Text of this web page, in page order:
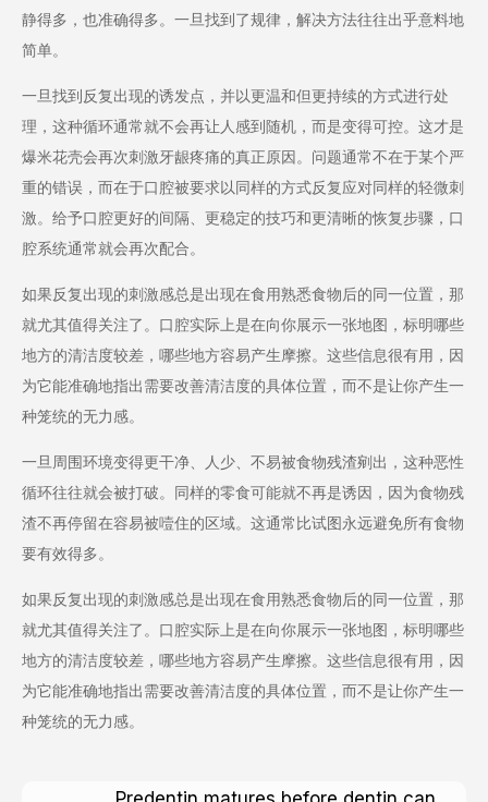
静得多，也准确得多。一旦找到了规律，解决方法往往出乎意料地
简单。
一旦找到反复出现的诱发点，并以更温和但更持续的方式进行处
理，这种循环通常就不会再让人感到随机，而是变得可控。这才是
爆米花壳会再次刺激牙龈疼痛的真正原因。问题通常不在于某个严
重的错误，而在于口腔被要求以同样的方式反复应对同样的轻微刺
激。给予口腔更好的间隔、更稳定的技巧和更清晰的恢复步骤，口
腔系统通常就会再次配合。
如果反复出现的刺激感总是出现在食用熟悉食物后的同一位置，那
就尤其值得关注了。口腔实际上是在向你展示一张地图，标明哪些
地方的清洁度较差，哪些地方容易产生摩擦。这些信息很有用，因
为它能准确地指出需要改善清洁度的具体位置，而不是让你产生一
种笼统的无力感。
一旦周围环境变得更干净、人少、不易被食物残渣剜出，这种恶性
循环往往就会被打破。同样的零食可能就不再是诱因，因为食物残
渣不再停留在容易被噎住的区域。这通常比试图永远避免所有食物
要有效得多。
如果反复出现的刺激感总是出现在食用熟悉食物后的同一位置，那
就尤其值得关注了。口腔实际上是在向你展示一张地图，标明哪些
地方的清洁度较差，哪些地方容易产生摩擦。这些信息很有用，因
为它能准确地指出需要改善清洁度的具体位置，而不是让你产生一
种笼统的无力感。